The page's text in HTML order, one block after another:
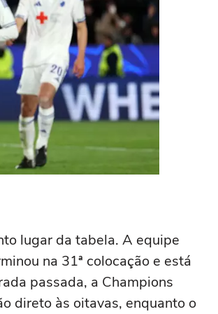
lugar da tabela. A equipe
na 31ª colocação e está
passada, a Champions
direto às oitavas, enquanto o